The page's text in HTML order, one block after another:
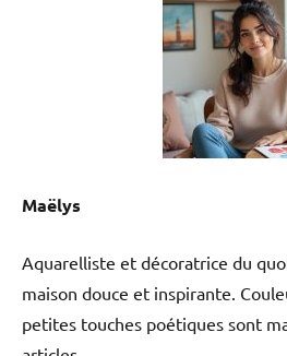
Maëlys
Aquarelliste et décoratrice du
maison douce et inspirante.
petites touches poétiques sont